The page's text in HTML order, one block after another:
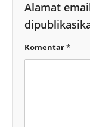
Alamat
Komentar*